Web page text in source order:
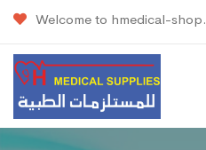
Welcome to hmedical-shop.